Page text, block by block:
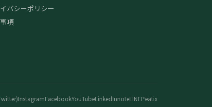
バシーポリシー
項
InstagramFacebookYouTubeLinkedInnoteLINEPeatix